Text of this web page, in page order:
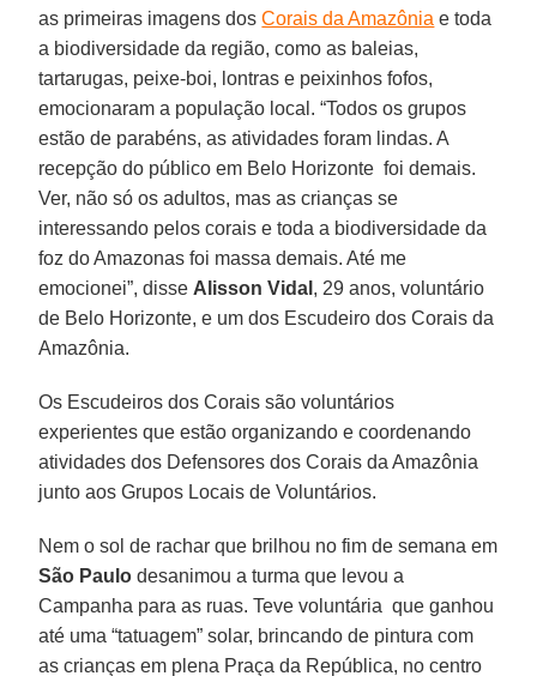
as primeiras imagens dosCorais da Amazônia e toda
a biodiversidade da região, como as baleias,
tartarugas, peixe-boi, lontras e peixinhos fofos,
emocionaram a população local. “Todos os grupos
estão de parabéns, as atividades foram lindas. A
recepção do público em Belo Horizonte foi demais.
Ver, não só os adultos, mas as crianças se
interessando pelos corais e toda a biodiversidade da
foz do Amazonas foi massa demais. Até me
emocionei”, disse Alisson Vidal , 29 anos, voluntário
de Belo Horizonte, e um dos Escudeiro dos Corais da
Amazônia.
Os Escudeiros dos Corais são voluntários
experientes que estão organizando e coordenando
atividades dos Defensores dos Corais da Amazônia
junto aos Grupos Locais de Voluntários.
Nem o sol de rachar que brilhou no fim de semana em
São Paulo desanimou a turma que levou a
Campanha para as ruas. Teve voluntária que ganhou
até uma “tatuagem” solar, brincando de pintura com
as crianças em plena Praça da República, no centro